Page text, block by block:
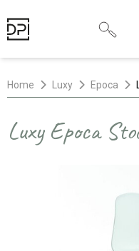
Home Luxy Epoca
Luxy Epoca